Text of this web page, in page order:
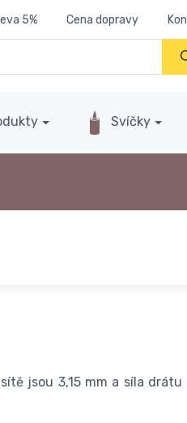
5% Cena dopravy
Svíčky
jsou 3,15 mm a síla